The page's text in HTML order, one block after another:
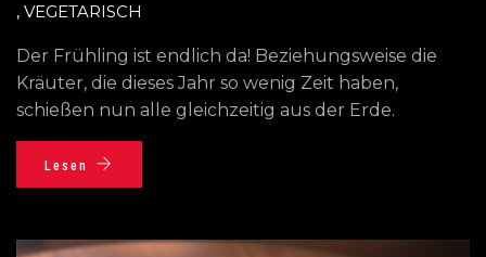
, VEGETARISCH
Der Frühling ist endlich da! Beziehungsweise die
Kräuter, die dieses Jahr so wenig Zeit haben,
schießen nun alle gleichzeitig aus der Erde.
Lesen